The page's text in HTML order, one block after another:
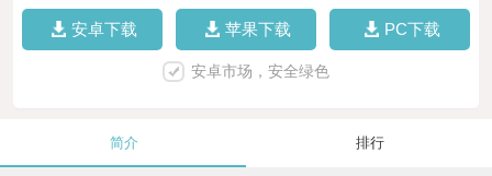
安卓下载 苹果下载 PC下载
安卓市场，安全绿色
简介 排行